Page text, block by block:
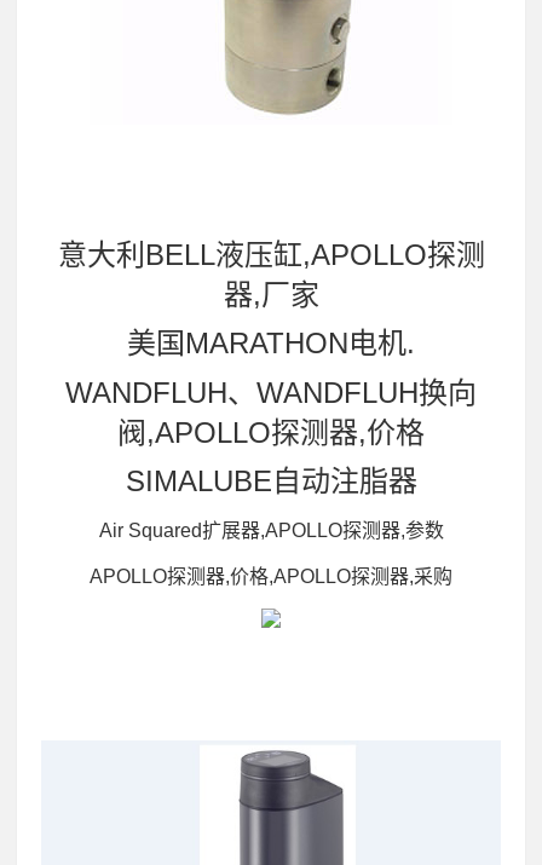
意大利BELL液压缸,APOLLO探测
器,厂家
美国MARATHON电机.
WANDFLUH、WANDFLUH换向
阀,APOLLO探测器,价格
SIMALUBE自动注脂器
Air Squared扩展器,APOLLO探测器,参数
APOLLO探测器,价格,APOLLO探测器,采购